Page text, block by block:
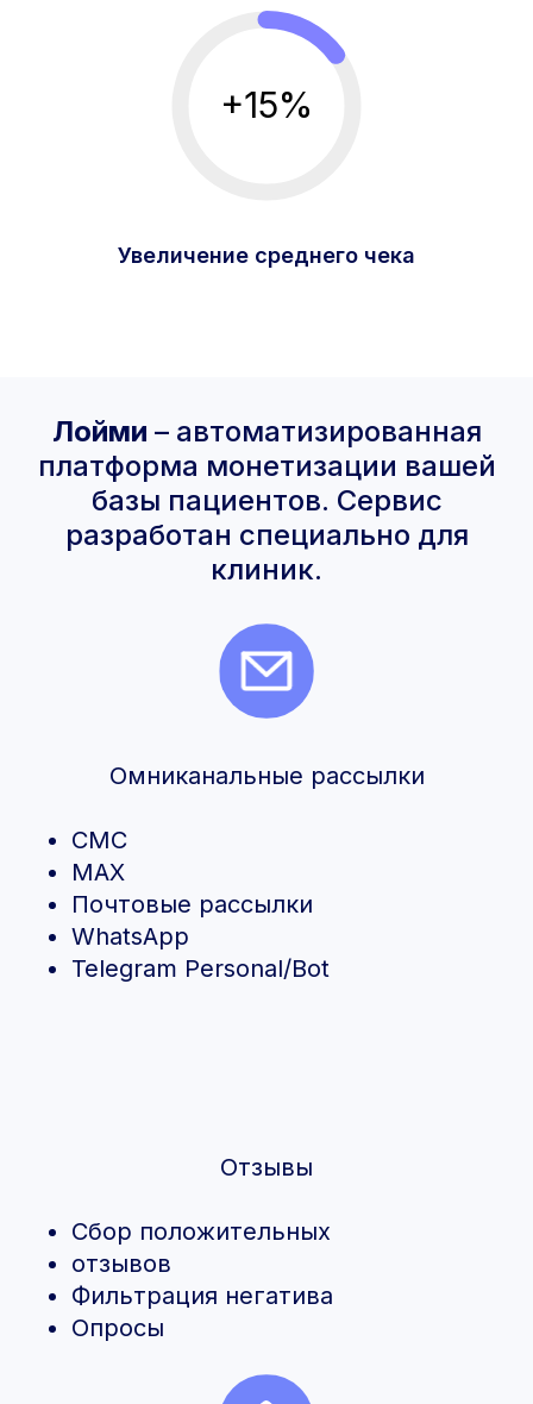
+15%
Увеличение среднего чека
Лойми – автоматизированная
платформа монетизации вашей
базы пациентов. Сервис
разработан специально для
клиник.
Омниканальные рассылки
CMC
MAX
Почтовые рассылки
WhatsApp
Telegram Personal/Bot
Отзывы
Сбор положительных
отзывов
Фильтрация негатива
Опросы